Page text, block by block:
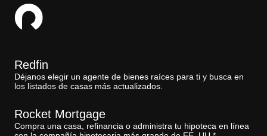
Redfin
Déjanos elegir un agente de bienes raíces para ti y busca en
los listados de casas más actualizados.
Rocket Mortgage
Compra una casa, refinancia o administra tu hipoteca en línea